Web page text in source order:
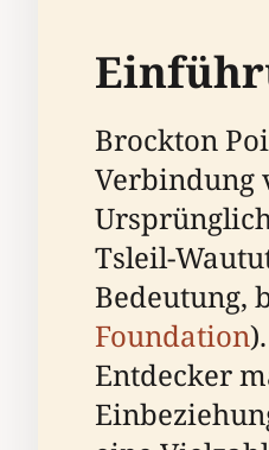
Brockton
Verbindung
Tsleil-
Bedeutung,
Foundation
Entdecker